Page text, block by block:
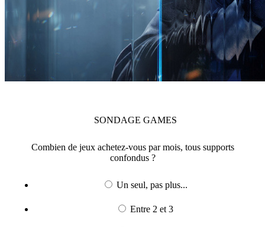
SONDAGE GAMES
Combien de jeux achetez-vous par mois, tous supports
confondus ?
Un seul, pas plus...
Entre 2 et 3